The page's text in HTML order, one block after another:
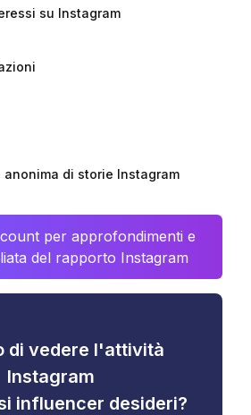
su Instagram
di storie Instagram
per approfondimenti e
del rapporto Instagram
di vedere l'attività
Instagram
influencer desideri?